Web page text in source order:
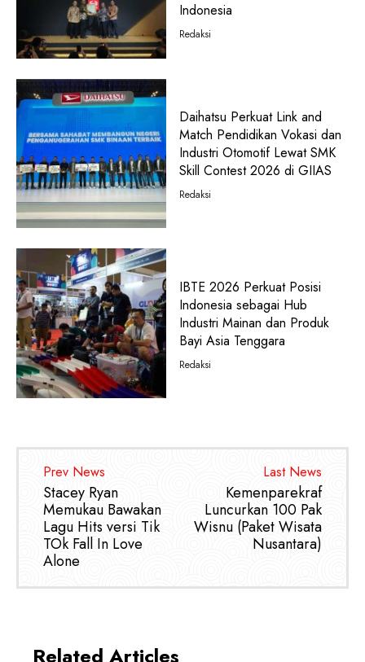
Indonesia
Redaksi
Daihatsu Perkuat Link and
Match Pendidikan Vokasi dan
Industri Otomotif Lewat SMK
Skill Contest 2026 di GIIAS
Redaksi
IBTE 2026 Perkuat Posisi
Indonesia sebagai Hub
Industri Mainan dan Produk
Bayi Asia Tenggara
Redaksi
Prev News
Stacey Ryan
Memukau Bawakan
Lagu Hits versi Tik
TOk Fall In Love
Alone
Last News
Kemenparekraf
Luncurkan 100 Pak
Wisnu (Paket Wisata
Nusantara)
Related Articles